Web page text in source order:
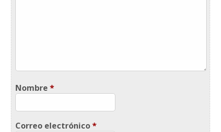
Nombre*
Correo electrónico*